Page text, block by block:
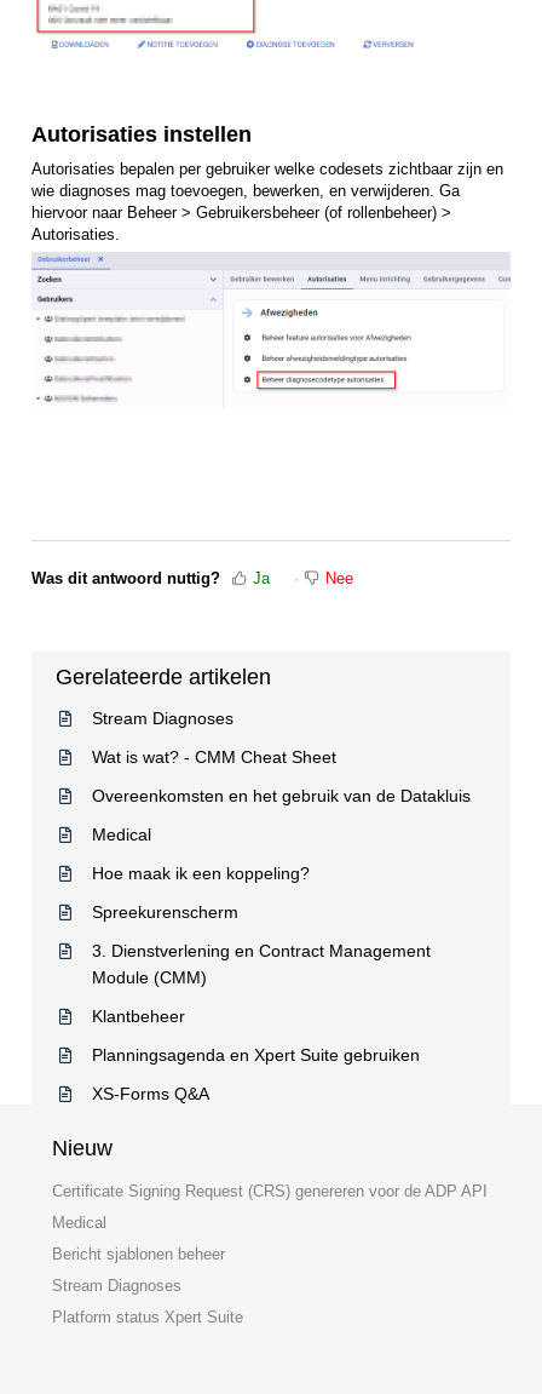
Autorisaties instellen
Autorisaties bepalen per gebruiker welke codesets zichtbaar zijn en
wie diagnoses mag toevoegen, bewerken, en verwijderen. Ga
hiervoor naar Beheer > Gebruikersbeheer (of rollenbeheer) >
Autorisaties.
Was dit antwoord nuttig? Ja Nee
Gerelateerde artikelen
Stream Diagnoses
Wat is wat? - CMM Cheat Sheet
Overeenkomsten en het gebruik van de Datakluis
Medical
Hoe maak ik een koppeling?
Spreekurenscherm
3. Dienstverlening en Contract Management
Module (CMM)
Klantbeheer
Planningsagenda en Xpert Suite gebruiken
XS-Forms Q&A
Nieuw
Certificate Signing Request (CRS) genereren voor de ADP API
Medical
Bericht sjablonen beheer
Stream Diagnoses
Platform status Xpert Suite